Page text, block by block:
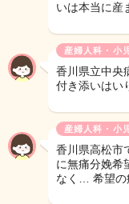
いは本当に産
産婦人科・小
香川県立中央
付き添いはい
産婦人科・小
香川県高松市
に無痛分娩希
なく… 希望の